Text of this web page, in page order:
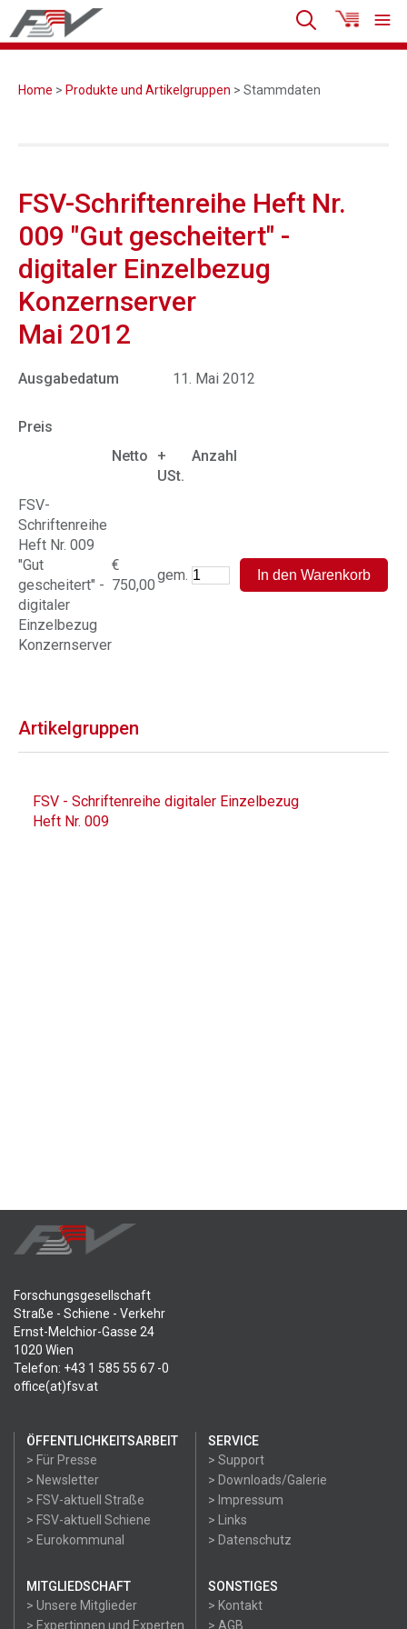
Home > Produkte und Artikelgruppen > Stammdaten
FSV-Schriftenreihe Heft Nr.
009 "Gut gescheitert" -
digitaler Einzelbezug
Konzernserver
Mai 2012
Ausgabedatum 11. Mai 2012
Preis
Netto
+
USt.
Anzahl
FSV-
Schriftenreihe
Heft Nr. 009
"Gut
gescheitert" -
digitaler
Einzelbezug
Konzernserver
€
750,00
gem.
Artikelgruppen
FSV - Schriftenreihe digitaler Einzelbezug
Heft Nr. 009
Forschungsgesellschaft
Straße - Schiene - Verkehr
Ernst-Melchior-Gasse 24
1020 Wien
Telefon: +43 1 585 55 67 -0
office(at)fsv.at
ÖFFENTLICHKEITSARBEIT
> Für Presse
> Newsletter
> FSV-aktuell Straße
> FSV-aktuell Schiene
> Eurokommunal
SERVICE
> Support
> Downloads/Galerie
> Impressum
> Links
> Datenschutz
MITGLIEDSCHAFT
> Unsere Mitglieder
> Expertinnen und Experten
SONSTIGES
> Kontakt
> AGB